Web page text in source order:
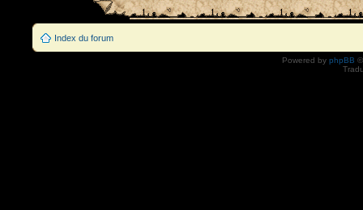
Index du forum
Powered by phpBB